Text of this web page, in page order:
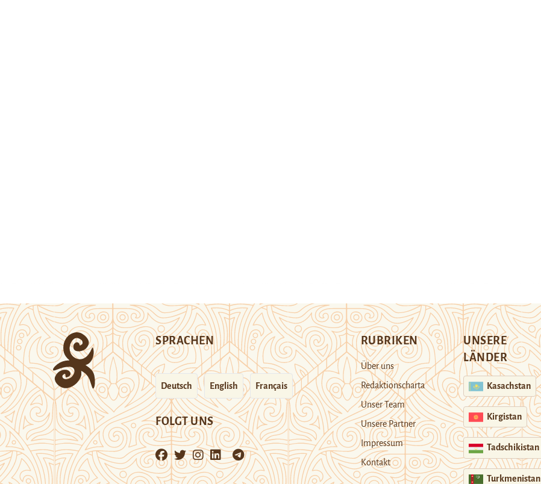
SPRACHEN
Deutsch English Français
FOLGT UNS
RUBRIKEN
Über uns
Redaktionscharta
Unser Team
Unsere Partner
Impressum
Kontakt
UNSERE
LÄNDER
Kasachstan
Kirgistan
Tadschikistan
Turkmenistan